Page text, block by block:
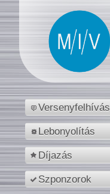
Versenyfelhívás
Lebonyolítás
Díjazás
Szponzorok